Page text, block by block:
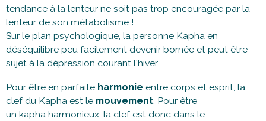
tendance à la lenteur ne soit pas trop encouragée par la
lenteur de son métabolisme !
Sur le plan psychologique, la personne Kapha en
déséquilibre peu facilement devenir bornée et peut être
sujet à la dépression courant l'hiver.
Pour être en parfaite harmonie entre corps et esprit, la
clef du Kapha est le mouvement . Pour être
un kapha harmonieux, la clef est donc dans le